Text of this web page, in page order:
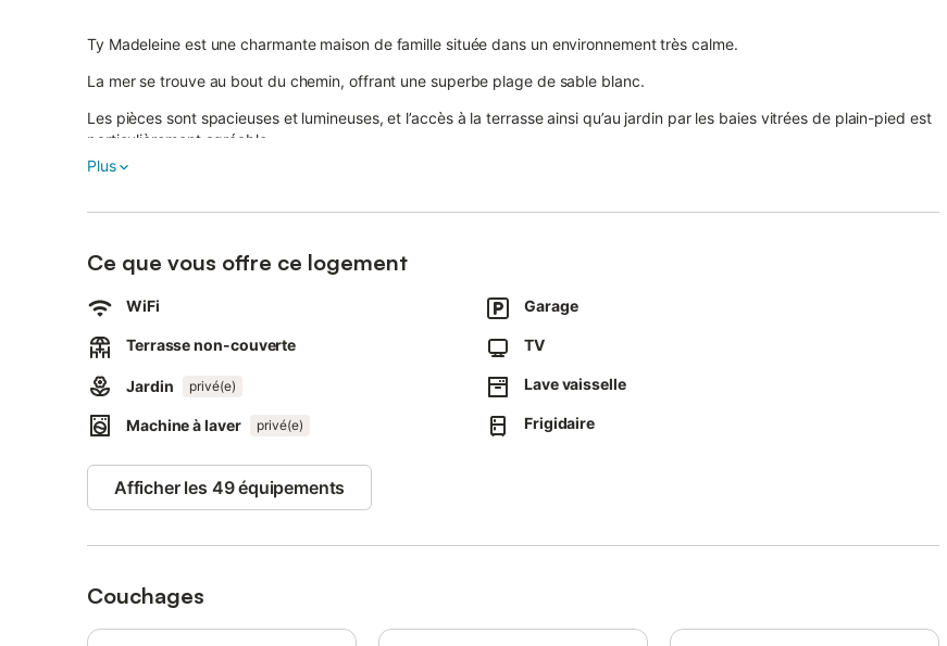
Ty Madeleine est une charmante maison de famille située dans un environnement très calme.
La mer se trouve au bout du chemin, offrant une superbe plage de sable blanc.
Les pièces sont spacieuses et lumineuses, et l’accès à la terrasse ainsi qu’au jardin par les baies vitrées de plain-pied est
particulièrement agréable.
Au rez-de-chaussée :
- Un garage
- Un salon
- Une salle à manger
- Une cuisine
- Un WC
À l’étage :
- Un WC
Plus
Ce que vous offre ce logement
WiFi Garage
Terrasse non-couverte TV
Jardin privé(e) Lave vaisselle
Machine à laver privé(e) Frigidaire
Afficher les 49 équipements
Couchages